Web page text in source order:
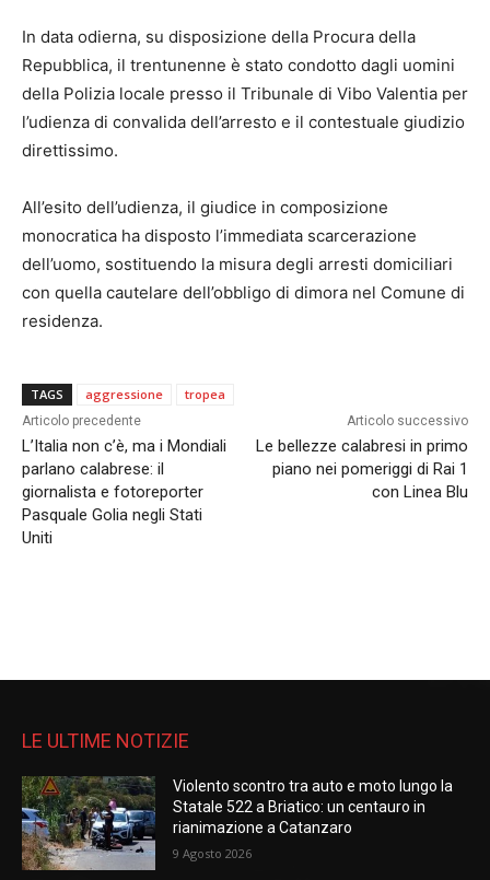
In data odierna, su disposizione della Procura della
Repubblica, il trentunenne è stato condotto dagli uomini
della Polizia locale presso il Tribunale di Vibo Valentia per
l’udienza di convalida dell’arresto e il contestuale giudizio
direttissimo.
All’esito dell’udienza, il giudice in composizione
monocratica ha disposto l’immediata scarcerazione
dell’uomo, sostituendo la misura degli arresti domiciliari
con quella cautelare dell’obbligo di dimora nel Comune di
residenza.
TAGS aggressione tropea
Articolo precedente
L’Italia non c’è, ma i Mondiali
parlano calabrese: il
giornalista e fotoreporter
Pasquale Golia negli Stati
Uniti
Articolo successivo
Le bellezze calabresi in primo
piano nei pomeriggi di Rai 1
con Linea Blu
LE ULTIME NOTIZIE
Violento scontro tra auto e moto lungo la
Statale 522 a Briatico: un centauro in
rianimazione a Catanzaro
9 Agosto 2026